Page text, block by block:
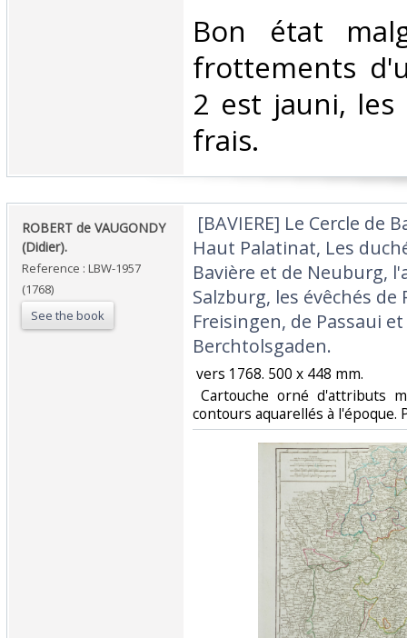
‎Bon état
frottements
2 est jauni,
frais. ‎
‎ROBERT de VAUGONDY
(Didier).‎
Reference : LBW-1957
(1768)
See the book
[BAVIERE] Le Cercle de
Haut Palatinat, Les
Bavière et de Neuburg,
Salzburg, les évêchés de
Freisingen, de Passaui
Berchtolsgaden.‎
‎ vers 1768. 500 x 448 mm. ‎
Cartouche orné d'attributs
contours aquarellés à l'époque.